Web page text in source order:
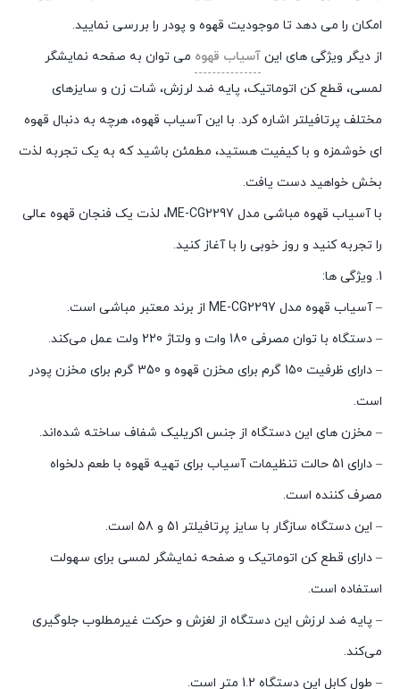
امکان را می دهد تا موجودیت قهوه و پودر را بررسی نمایید.
از دیگر ویژگی های این آسیاب قهوه می توان به صفحه نمایشگر
لمسی، قطع کن اتوماتیک، پایه ضد لرزش، شات زن و سایزهای
مختلف پرتافیلتر اشاره کرد. با این آسیاب قهوه، هرچه به دنبال قهوه
ای خوشمزه و با کیفیت هستید، مطمئن باشید که به یک تجربه لذت
بخش خواهید دست یافت.
با آسیاب قهوه مباشی مدل ME-CG2297، لذت یک فنجان قهوه عالی
را تجربه کنید و روز خوبی را با آغاز کنید.
1. ویژگی ها:
– آسیاب قهوه مدل ME-CG2297 از برند معتبر مباشی است.
– دستگاه با توان مصرفی 180 وات و ولتاژ 220 ولت عمل می‌کند.
– دارای ظرفیت 150 گرم برای مخزن قهوه و 350 گرم برای مخزن پودر
است.
– مخزن های این دستگاه از جنس اکریلیک شفاف ساخته شده‌اند.
– دارای 51 حالت تنظیمات آسیاب برای تهیه قهوه با طعم دلخواه
مصرف کننده است.
– این دستگاه سازگار با سایز پرتافیلتر 51 و 58 است.
– دارای قطع کن اتوماتیک و صفحه نمایشگر لمسی برای سهولت
استفاده است.
– پایه ضد لرزش این دستگاه از لغزش و حرکت غیرمطلوب جلوگیری
می‌کند.
– طول کابل این دستگاه 1.2 متر است.